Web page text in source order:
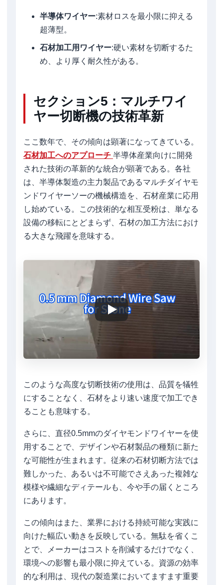
半導体ワイヤー:素材ロスを最小限に抑える
超薄型。
石材加工用ワイヤー:硬い素材を切断するた
め、より厚く耐久性がある。
セクション5：マルチワイ
ヤー切断機の技術革新
ここ数年で、その傾向は顕著になってきている。
石材加工へのアプローチ 半導体産業向けに開発
された技術の革新的な統合が顕著である。各社
は、半導体製造の主力製品であるマルチダイヤモ
ンドワイヤーソーの機械構造を、石材産業に応用
し始めている。この技術的な相互受粉は、単なる
設備の移転にとどまらず、石材の加工方法におけ
る大きな飛躍を意味する。
このような高度な切断技術の使用は、品質を犠牲
にすることなく、石材をより速い速度で加工でき
ることも意味する。
さらに、直径0.5mmのダイヤモンドワイヤーを使
用することで、デザインや石材製品の種類に新た
な可能性が生まれます。従来の石材切断方法では
難しかった、あるいは不可能でさえあった複雑な
模様や繊細なディテールも、今や手の届くところ
にあります。
この傾向はまた、業界における持続可能な実践に
向けた幅広い動きを反映している。無駄を省くこ
とで、メーカーはコストを削減するだけでなく、
環境への影響も最小限に抑えている。資源の効率
的な利用は、現代の製造業においてますます重要